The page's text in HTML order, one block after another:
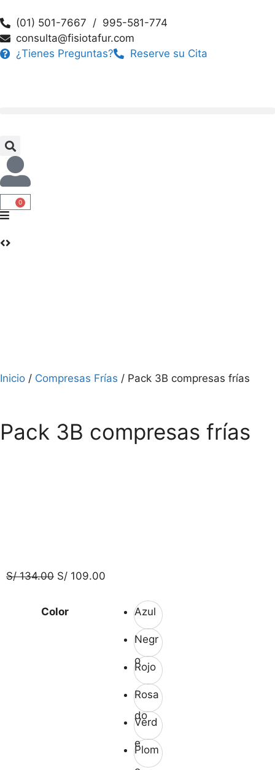
(01) 501-7667 / 995-581-774
consulta@fisiotafur.com
¿Tienes Preguntas?
Reserve su Cita
0
Inicio / Compresas Frías / Pack 3B compresas frías
Pack 3B compresas frías
S/134.00 S/ 109.00
Color Azul
Negr
o
Rojo
Rosa
do
Verd
e
Plom